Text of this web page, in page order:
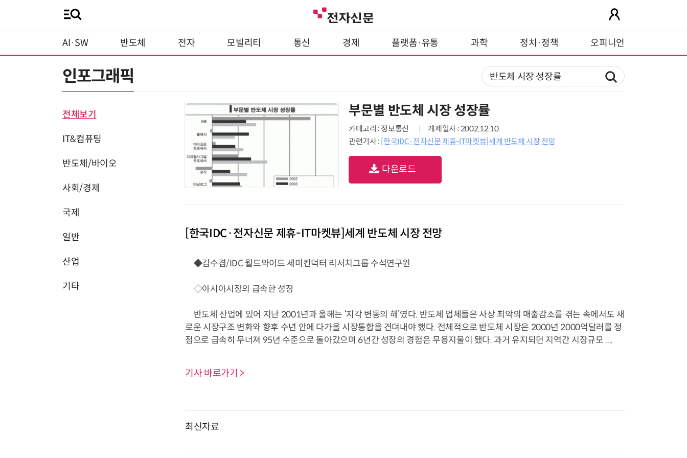
AI·SW 반도체 전자 모빌리티 통신 경제 플랫폼·유통 과학 정치·정책 오피니언
인포그래픽
전체보기
IT&컴퓨팅
반도체/바이오
사회/경제
국제
일반
산업
기타
부문별 반도체 시장 성장률
카테고리 : 정보통신
개제일자 : 2002.12.10
관련기사 : [한국IDC·전자신문 제휴-IT마켓뷰]세계 반도체 시장 전망
다운로드
[한국IDC·전자신문 제휴-IT마켓뷰]세계 반도체 시장 전망
◆김수겸/IDC 월드와이드 세미컨덕터 리서치그룹 수석연구원
◇아시아시장의 급속한 성장
반도체 산업에 있어 지난 2001년과 올해는 ‘지각 변동의 해’였다. 반도체 업체들은 사상 최악의 매출감소를 겪는 속에서도 새
로운 시장구조 변화와 향후 수년 안에 다가올 시장통합을 견뎌내야 했다. 전체적으로 반도체 시장은 2000년 2000억달러를 정
점으로 급속히 무너져 95년 수준으로 돌아갔으며 6년간 성장의 경험은 무용지물이 됐다. 과거 유지되던 지역간 시장규모 ....
기사 바로가기 >
최신자료